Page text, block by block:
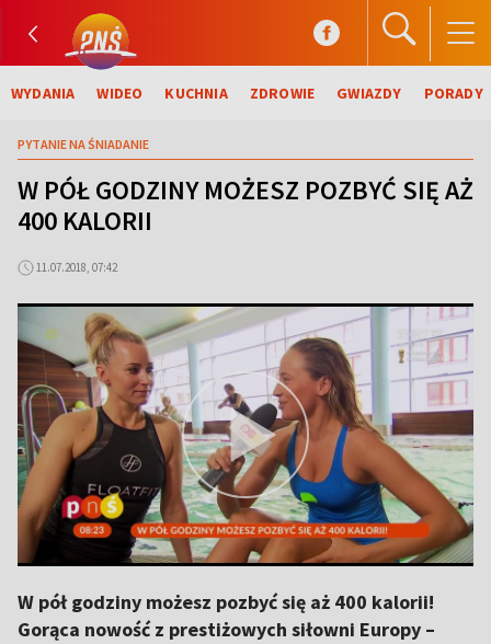
WYDANIA WIDEO KUCHNIA ZDROWIE GWIAZDY PORADY
PYTANIE NA ŚNIADANIE
W PÓŁ GODZINY MOŻESZ POZBYĆ SIĘ AŻ
400 KALORII
11.07.2018, 07:42
W pół godziny możesz pozbyć się aż 400 kalorii!
Gorąca nowość z prestiżowych siłowni Europy –